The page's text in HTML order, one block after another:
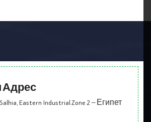
Eastern Industrial Zone 2 — Египет